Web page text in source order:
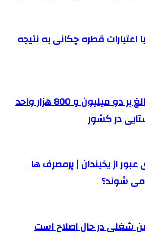
قطره چکانی به نتیجه
مقاوم‌سازی بالغ بر دو میلیون و 800 هزار واحد
در کشور
عبور از یخبندان | پرمصرف ها
شوند؟
شغلی در حال اصلاح است